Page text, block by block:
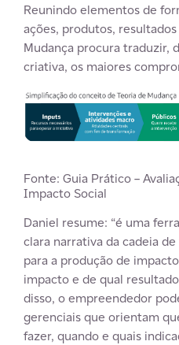
Reunindo elementos de
ações, produtos,
Mudança procura traduzir,
criativa, os maiores
Fonte: Guia Prático –
Impacto Social
Daniel resume: “é uma
clara narrativa da cadeia
para a produção de
impacto e de qual
disso, o empreendedor
gerenciais que orientam
fazer, quando e quais